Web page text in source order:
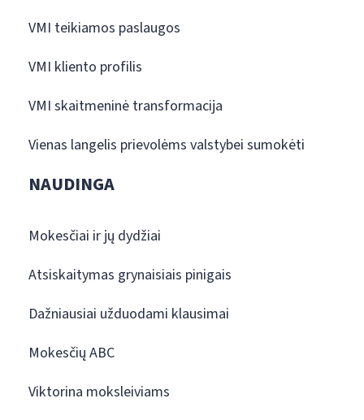
VMI teikiamos paslaugos
VMI kliento profilis
VMI skaitmeninė transformacija
Vienas langelis prievolėms valstybei sumokėti
NAUDINGA
Mokesčiai ir jų dydžiai
Atsiskaitymas grynaisiais pinigais
Dažniausiai užduodami klausimai
Mokesčių ABC
Viktorina moksleiviams